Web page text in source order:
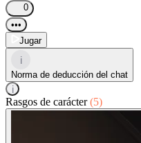
0
•••
Jugar
i
Norma de deducción del chat
i
Rasgos de carácter(5)